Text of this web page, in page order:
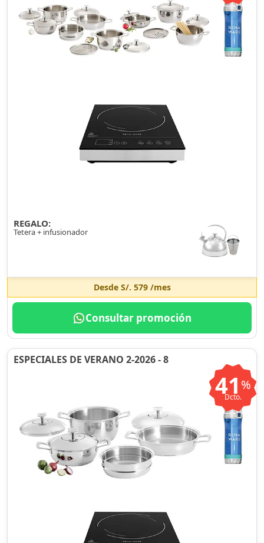
REGALO:
Tetera + infusionador
Desde S/. 579/mes
Consultar promoción
ESPECIALES DE VERANO 2-2026 - 8
41 %
Dcto.